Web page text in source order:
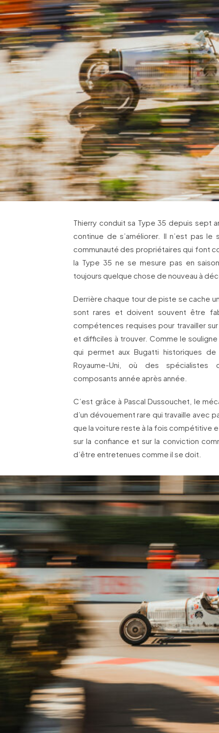
Thierry conduit sa Type 35 depuis sept
continue de s’améliorer. Il n’est pas
communauté des propriétaires qui font
la Type 35 ne se mesure pas en
toujours quelque chose de nouveau à
Derrière chaque tour de piste se cache
sont rares et doivent souvent être
compétences requises pour travailler
et difficiles à trouver. Comme le
qui permet aux Bugatti historiques
Royaume-Uni, où des
composants année après année.
C’est grâce à Pascal Dussouchet, le
d’un dévouement rare qui travaille avec
que la voiture reste à la fois compétitive
sur la confiance et sur la conviction
d’être entretenues comme il se doit.